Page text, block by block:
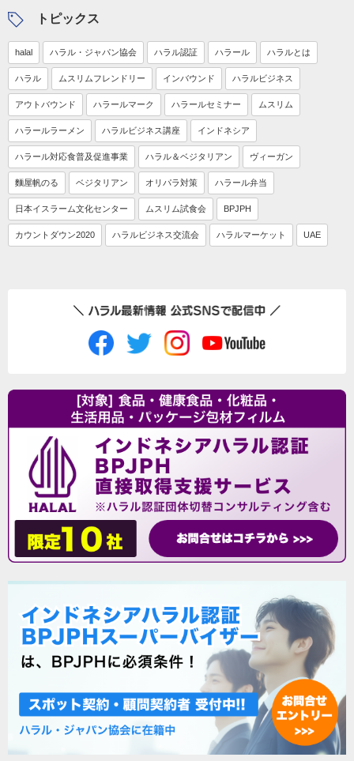
トピックス
halal ハラル・ジャパン協会 ハラル認証 ハラール ハラルとは
ハラル ムスリムフレンドリー インバウンド ハラルビジネス
アウトバウンド ハラールマーク ハラールセミナー ムスリム
ハラールラーメン ハラルビジネス講座 インドネシア
ハラール対応食普及促進事業 ハラル＆ベジタリアン ヴィーガン
麵屋帆のる ベジタリアン オリパラ対策 ハラール弁当
日本イスラーム文化センター ムスリム試食会 BPJPH
カウントダウン2020 ハラルビジネス交流会 ハラルマーケット UAE